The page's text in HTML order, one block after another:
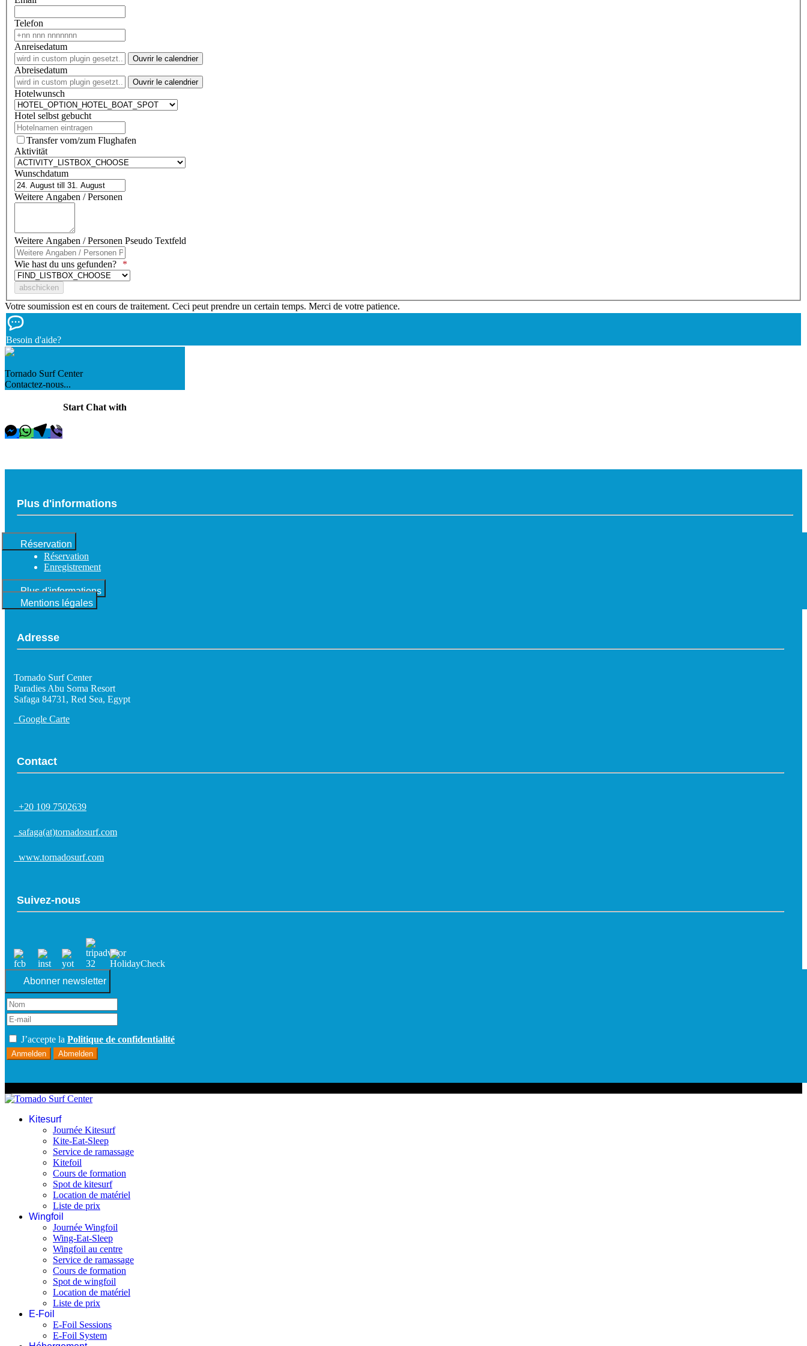
Telefon
Anreisedatum
Ouvrir le calendrier
Abreisedatum
Ouvrir le calendrier
Hotelwunsch
Hotel selbst gebucht
Transfer vom/zum Flughafen
Aktivität
Wunschdatum
Weitere Angaben / Personen
Weitere Angaben / Personen Pseudo Textfeld
Wie hast du uns gefunden?
Votre soumission est en cours de traitement. Ceci peut prendre un certain temps. Merci de votre patience.
Besoin d'aide?
Tornado Surf Center
Contactez-nous...
Start Chat with
Plus d'informations
Réservation
Réservation
Enregistrement
Plus d'informations
Mentions légales
Adresse
Tornado Surf Center
Paradies Abu Soma Resort
Safaga 84731, Red Sea, Egypt
Google Carte
Contact
+20 109 7502639
safaga(at)tornadosurf.com
www.tornadosurf.com
Suivez-nous
Abonner newsletter
J’accepte la Politique de confidentialité
Anmelden Abmelden
Kitesurf
Journée Kitesurf
Kite-Eat-Sleep
Service de ramassage
Kitefoil
Cours de formation
Spot de kitesurf
Location de matériel
Liste de prix
Wingfoil
Journée Wingfoil
Wing-Eat-Sleep
Wingfoil au centre
Service de ramassage
Cours de formation
Spot de wingfoil
Location de matériel
Liste de prix
E-Foil
E-Foil Sessions
E-Foil System